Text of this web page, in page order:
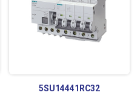
5SU14441RC32